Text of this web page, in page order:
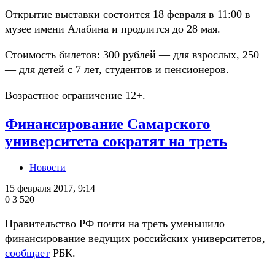
Открытие выставки состоится 18 февраля в 11:00 в
музее имени Алабина и продлится до 28 мая.
Стоимость билетов: 300 рублей — для взрослых, 250
— для детей с 7 лет, студентов и пенсионеров.
Возрастное ограничение 12+.
Финансирование Самарского
университета сократят на треть
Новости
15 февраля 2017, 9:14
0 3 520
Правительство РФ почти на треть уменьшило
финансирование ведущих российских университетов,
сообщает РБК.